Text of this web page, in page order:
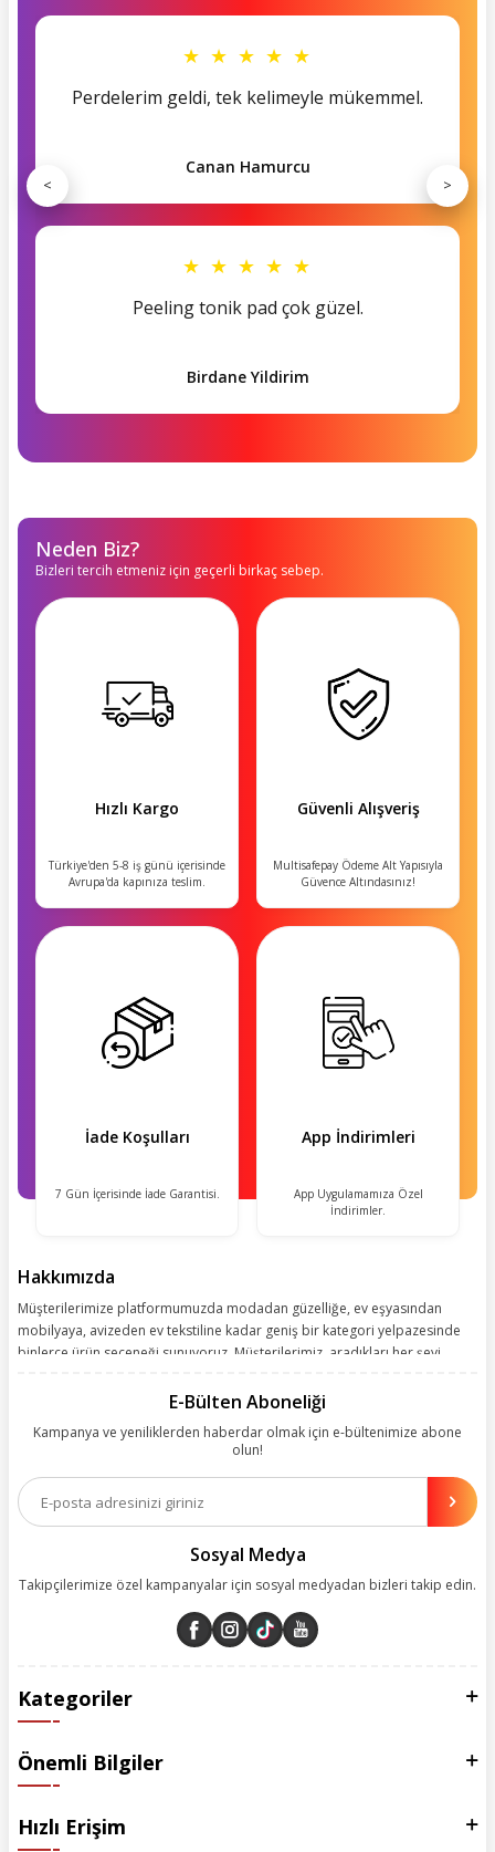
★ ★ ★ ★ ★
Perdelerim geldi, tek kelimeyle mükemmel.
Canan Hamurcu
★ ★ ★ ★ ★
Peeling tonik pad çok güzel.
Birdane Yildirim
< >
Neden Biz?
Bizleri tercih etmeniz için geçerli birkaç sebep.
Hızlı Kargo
Türkiye'den 5-8 iş günü içerisinde
Avrupa'da kapınıza teslim.
Güvenli Alışveriş
Multisafepay Ödeme Alt Yapısıyla
Güvence Altındasınız!
İade Koşulları
7 Gün İçerisinde İade Garantisi.
App İndirimleri
App Uygulamamıza Özel
İndirimler.
Hakkımızda
Müşterilerimize platformumuzda modadan güzelliğe, ev eşyasından
mobilyaya, avizeden ev tekstiline kadar geniş bir kategori yelpazesinde
binlerce ürün seçeneği sunuyoruz. Müşterilerimiz, aradıkları her şeyi
kolay, kusursuz ve keyifli bir alışveriş yolculuğu sunarken deneyiminize
olanakları sunuyoruz. Çalışmalarımızı müşterilerimizin memnuniyetini
esas alarak yürütüyoruz.
E-Bülten Aboneliği
Kampanya ve yeniliklerden haberdar olmak için e-bültenimize abone
olun!
Sosyal Medya
Takipçilerimize özel kampanyalar için sosyal medyadan bizleri takip edin.
Kategoriler
Önemli Bilgiler
Hızlı Erişim